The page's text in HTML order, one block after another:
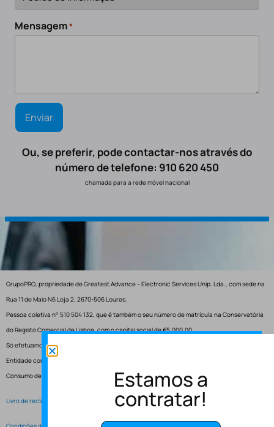
Mensagem*
Ou, se preferir, pode contactar-nos através do
número de telefone: 910 620 450
chamada para a rede móvel nacional
GrupoPRO, propriedade de Greatest Advance – Electronic Services Unip. Lda., com sede na
Rua 11 de Maio N6 Loja 2, 2670-506 Loures.
Pessoa coletiva n° 510 504 132, que é também o seu número de matrícula na Conservatória
do Registo Comercial de Lisboa, com o capital social de €5.000,00.
Só efetuamos entregas em Portugal.
Entidade competente para resolução de conflitos – Centro de Arbitragem de Conflitos de
Consumo de Lisboa.
Livro de reclamações electrónico
Estamos a
contratar!